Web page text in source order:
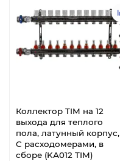
Коллектор TIM на 12
выхода для теплого
пола, латунный корпус,
C расходомерами, в
сборе (KА012 TIM)